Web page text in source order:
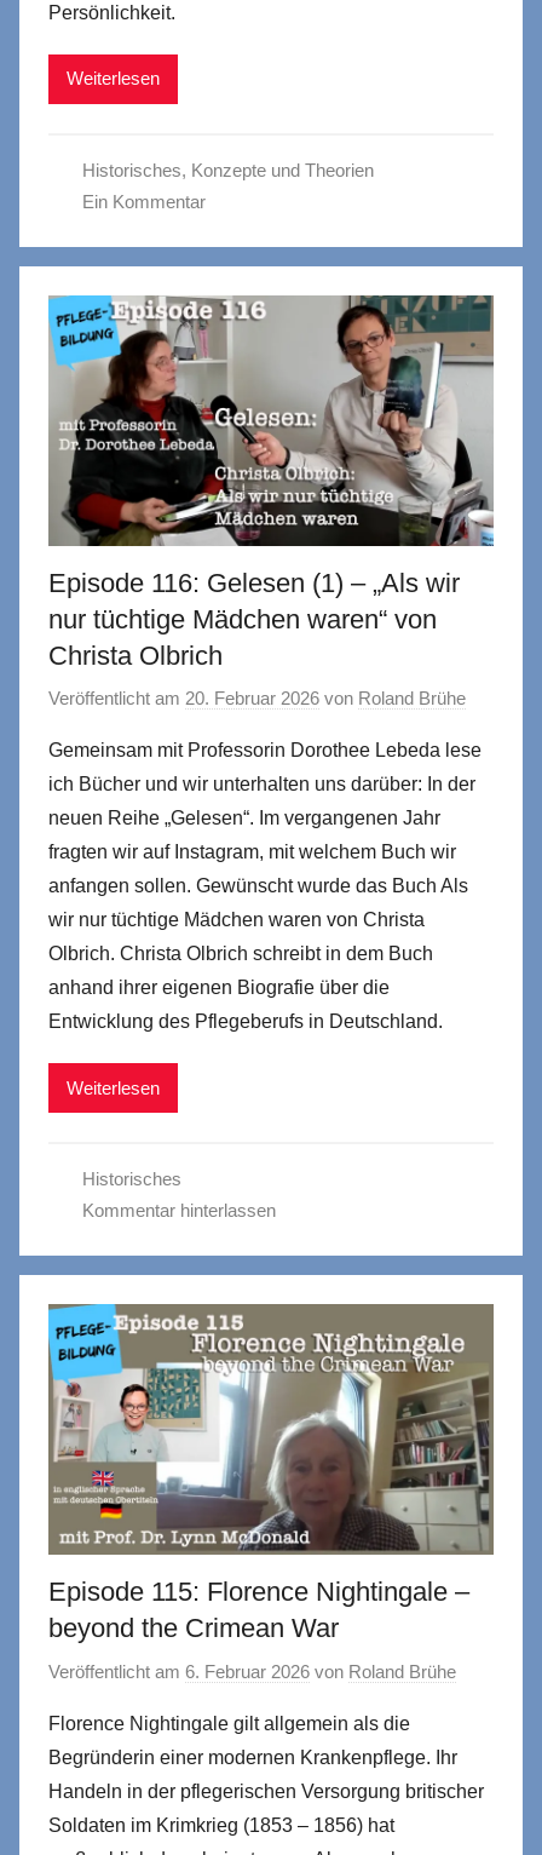
Persönlichkeit.
Weiterlesen
Historisches, Konzepte und Theorien
Ein Kommentar
Episode 116: Gelesen (1) – „Als wir
nur tüchtige Mädchen waren“ von
Christa Olbrich
Veröffentlicht am 20. Februar 2026 von Roland Brühe
Gemeinsam mit Professorin Dorothee Lebeda lese
ich Bücher und wir unterhalten uns darüber: In der
neuen Reihe „Gelesen“. Im vergangenen Jahr
fragten wir auf Instagram, mit welchem Buch wir
anfangen sollen. Gewünscht wurde das Buch Als
wir nur tüchtige Mädchen waren von Christa
Olbrich. Christa Olbrich schreibt in dem Buch
anhand ihrer eigenen Biografie über die
Entwicklung des Pflegeberufs in Deutschland.
Weiterlesen
Historisches
Kommentar hinterlassen
Episode 115: Florence Nightingale –
beyond the Crimean War
Veröffentlicht am 6. Februar 2026 von Roland Brühe
Florence Nightingale gilt allgemein als die
Begründerin einer modernen Krankenpflege. Ihr
Handeln in der pflegerischen Versorgung britischer
Soldaten im Krimkrieg (1853 – 1856) hat